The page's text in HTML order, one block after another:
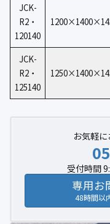
JCK-
R2・
120140
JCK-
R2・
125140
お気軽
受付時間
専用お
48時間以